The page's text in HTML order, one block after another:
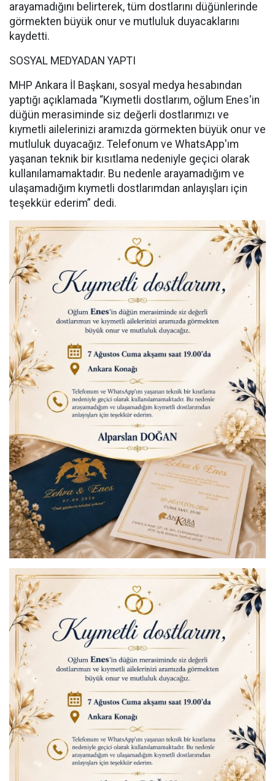
arayamadığını belirterek, tüm dostlarını düğünlerinde
görmekten büyük onur ve mutluluk duyacaklarını
kaydetti.
SOSYAL MEDYADAN YAPTI
MHP Ankara İl Başkanı, sosyal medya hesabından
yaptığı açıklamada “Kıymetli dostlarım, oğlum Enes'in
düğün merasiminde siz değerli dostlarımızı ve
kıymetli ailelerinizi aramızda görmekten büyük onur ve
mutluluk duyacağız. Telefonum ve WhatsApp'ım
yaşanan teknik bir kısıtlama nedeniyle geçici olarak
kullanılamamaktadır. Bu nedenle arayamadığım ve
ulaşamadığım kıymetli dostlarımdan anlayışları için
teşekkür ederim” dedi.